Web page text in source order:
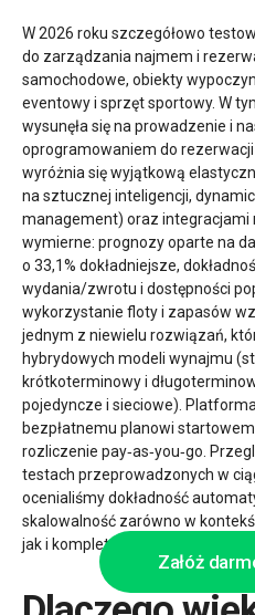
W 2026 roku szczegółowo
do zarządzania najmem i
samochodowe, obiekty
eventowy i sprzęt sportowy. W
wysunęła się na prowadzenie i
oprogramowaniem do
wyróżnia się wyjątkową
na sztucznej inteligencji,
management) oraz integracjami
wymierne: prognozy oparte na
o 33,1% dokładniejsze,
wydania/zwrotu i dostępności
wykorzystanie floty i zapasów
jednym z niewielu rozwiązań,
hybrydowych modeli wynajmu
krótkoterminowy i
pojedyncze i sieciowe).
bezpłatnemu planowi
rozliczenie pay‑as‑you‑go.
testach przeprowadzonych w
ocenialiśmy dokładność
skalowalność zarówno w
jak i kompletów oraz
Załóż